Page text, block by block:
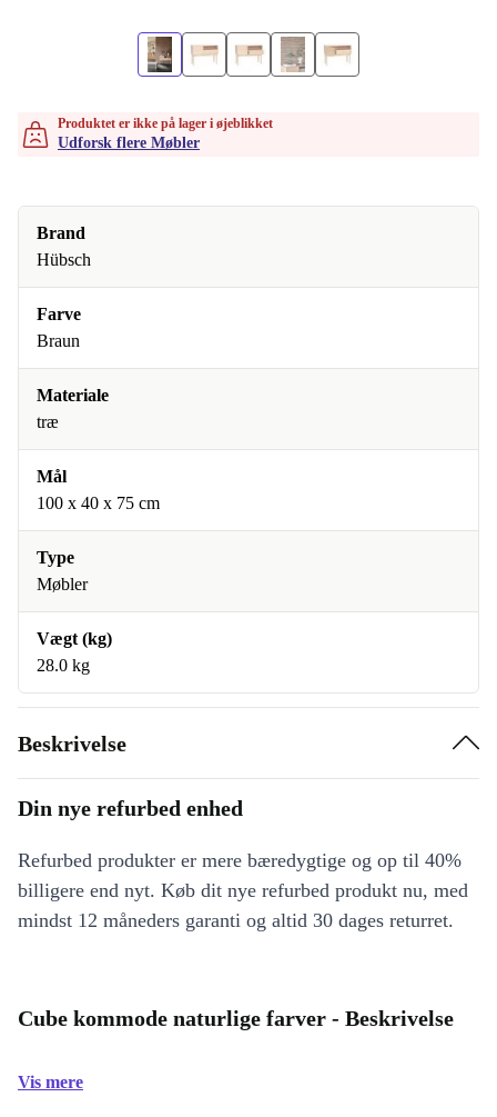
Produktet er ikke på lager i øjeblikket
Udforsk flere Møbler
Brand
Hübsch
Farve
Braun
Materiale
træ
Mål
100 x 40 x 75 cm
Type
Møbler
Vægt (kg)
28.0 kg
Beskrivelse
Din nye refurbed enhed
Refurbed produkter er mere bæredygtige og op til 40%
billigere end nyt. Køb dit nye refurbed produkt nu, med
mindst 12 måneders garanti og altid 30 dages returret.
Cube kommode naturlige farver - Beskrivelse
Vis mere